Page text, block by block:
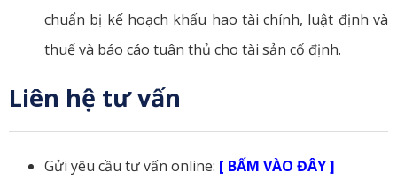
chuẩn bị kế hoạch khấu hao tài chính, luật định và
thuế và báo cáo tuân thủ cho tài sản cố định.
Liên hệ tư vấn
Gửi yêu cầu tư vấn online: [ BẤM VÀO ĐÂY ]